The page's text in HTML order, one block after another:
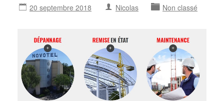
20 septembre 2018 Nicolas Non classé